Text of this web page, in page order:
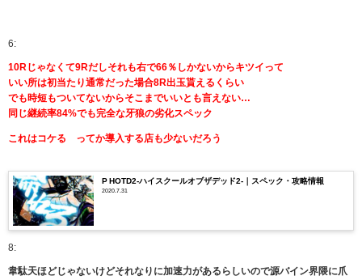
6:
10Rじゃなくて9Rだしそれも右で66％しかないからキツイって
いい所は初当たり通常だった場合8R出玉貰えるくらい
でも時短もついてないからそこまでいいとも言えない…
同じ継続率84%でも完全な牙狼の劣化スペック
これはコケる ってか導入する店も少ないだろう
P HOTD2-ハイスクールオブザデッド2-｜スペック・攻略情報
2020.7.31
8:
韋駄天ほどじゃないけどそれなりに加速力があるらしいので源バイン界隈に爪